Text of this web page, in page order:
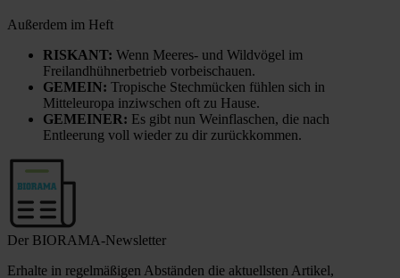
Außerdem im Heft
RISKANT: Wenn Meeres- und Wildvögel im
Freilandhühnerbetrieb vorbeischauen.
GEMEIN: Tropische Stechmücken fühlen sich in
Mitteleuropa inziwschen oft zu Hause.
GEMEINER: Es gibt nun Weinflaschen, die nach
Entleerung voll wieder zu dir zurückkommen.
Der BIORAMA-Newsletter
Erhalte in regelmäßigen Abständen die aktuellsten Artikel,